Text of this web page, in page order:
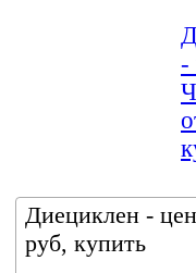
-
Диециклен -
руб, купить